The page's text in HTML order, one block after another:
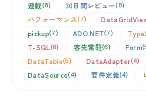
連載 8 30日間レビュー 8
パフォーマンス 7
pickup 7 ADO.NET 7
T-SQL 6 客先常駐 6 Form
DataTable 5 DataAdapter 4
DataSource 4 要件定義 4